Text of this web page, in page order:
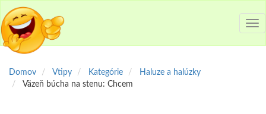
Domov Vtipy Kategórie
Haluze a halúzky
Väzeň búcha na stenu: Chcem